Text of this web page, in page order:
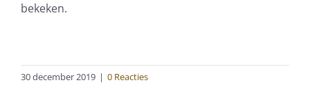
bekeken.
30 december 2019 | 0 Reacties